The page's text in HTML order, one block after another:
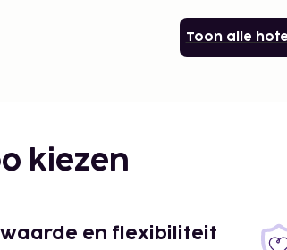
Toon alle
kiezen
en flexibiliteit